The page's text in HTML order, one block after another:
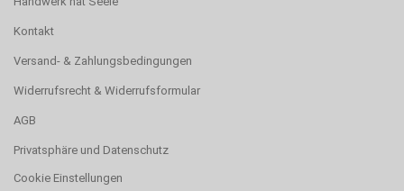
Kontakt
Versand- & Zahlungsbedingungen
Widerrufsrecht & Widerrufsformular
AGB
Privatsphäre und Datenschutz
Cookie Einstellungen